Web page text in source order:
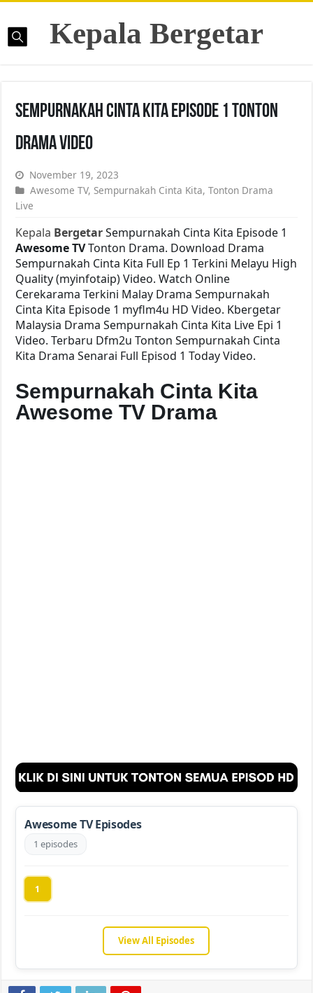
Kepala Bergetar
Sempurnakah Cinta Kita Episode 1 Tonton
Drama Video
November 19, 2023
Awesome TV, Sempurnakah Cinta Kita,Tonton Drama
Live
Kepala BergetarSempurnakah Cinta Kita Episode 1
Awesome TVTonton Drama. Download Drama
Sempurnakah Cinta Kita Full Ep 1 Terkini Melayu High
Quality (myinfotaip) Video. Watch Online
Cerekarama Terkini Malay Drama Sempurnakah
Cinta Kita Episode 1 myflm4u HD Video. Kbergetar
Malaysia Drama Sempurnakah Cinta Kita Live Epi 1
Video. Terbaru Dfm2u Tonton Sempurnakah Cinta
Kita Drama Senarai Full Episod 1 Today Video.
Sempurnakah Cinta Kita
Awesome TV Drama
Awesome TV Episodes
1 episodes
1
View All Episodes